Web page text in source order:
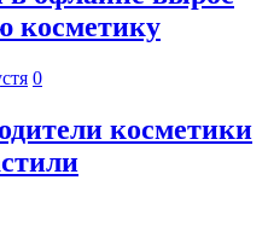
косметику
0
косметики